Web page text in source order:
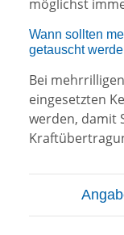
möglichst
Wann sollten
getauscht
Bei
eingesetzten
werden, damit